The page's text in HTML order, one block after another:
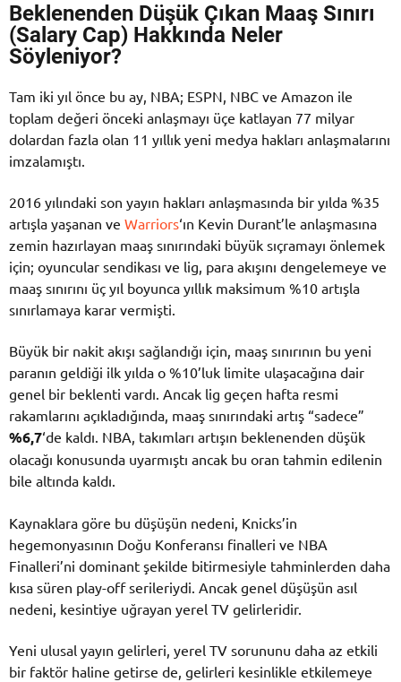
Beklenenden Düşük Çıkan Maaş Sınırı
(Salary Cap) Hakkında Neler
Söyleniyor?
Tam iki yıl önce bu ay, NBA; ESPN, NBC ve Amazon ile
toplam değeri önceki anlaşmayı üçe katlayan 77 milyar
dolardan fazla olan 11 yıllık yeni medya hakları anlaşmalarını
imzalamıştı.
2016 yılındaki son yayın hakları anlaşmasında bir yılda %35
artışla yaşanan ve Warriors‘ın Kevin Durant’le anlaşmasına
zemin hazırlayan maaş sınırındaki büyük sıçramayı önlemek
için; oyuncular sendikası ve lig, para akışını dengelemeye ve
maaş sınırını üç yıl boyunca yıllık maksimum %10 artışla
sınırlamaya karar vermişti.
Büyük bir nakit akışı sağlandığı için, maaş sınırının bu yeni
paranın geldiği ilk yılda o %10’luk limite ulaşacağına dair
genel bir beklenti vardı. Ancak lig geçen hafta resmi
rakamlarını açıkladığında, maaş sınırındaki artış “sadece”
%6,7‘de kaldı. NBA, takımları artışın beklenenden düşük
olacağı konusunda uyarmıştı ancak bu oran tahmin edilenin
bile altında kaldı.
Kaynaklara göre bu düşüşün nedeni, Knicks’in
hegemonyasının Doğu Konferansı finalleri ve NBA
Finalleri’ni dominant şekilde bitirmesiyle tahminlerden daha
kısa süren play-off serileriydi. Ancak genel düşüşün asıl
nedeni, kesintiye uğrayan yerel TV gelirleridir.
Yeni ulusal yayın gelirleri, yerel TV sorununu daha az etkili
bir faktör haline getirse de, gelirleri kesinlikle etkilemeye